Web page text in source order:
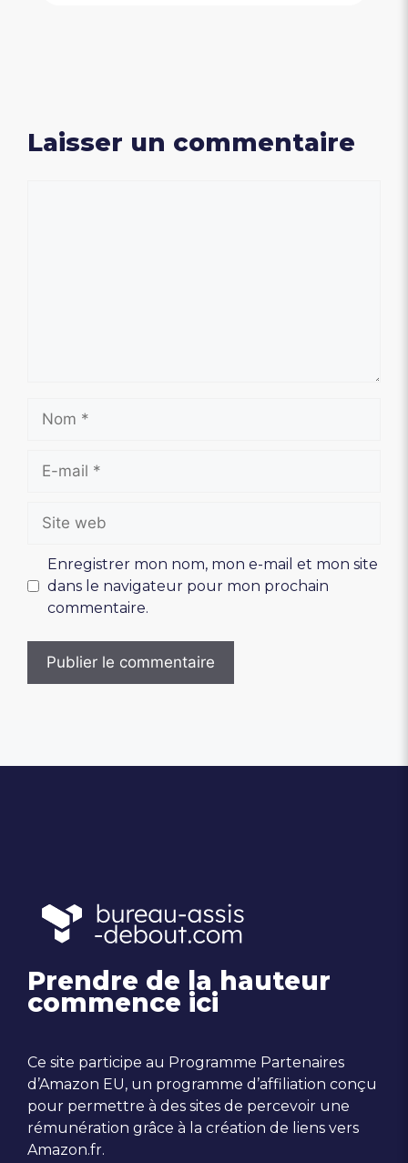
Laisser un commentaire
mail
web
Enregistrer mon nom, mon e-mail et mon site
dans le navigateur pour mon prochain
commentaire.
Prendre de la hauteur
commence ici
Ce site participe au Programme Partenaires
d’Amazon EU, un programme d’affiliation conçu
pour permettre à des sites de percevoir une
rémunération grâce à la création de liens vers
Amazon.fr.